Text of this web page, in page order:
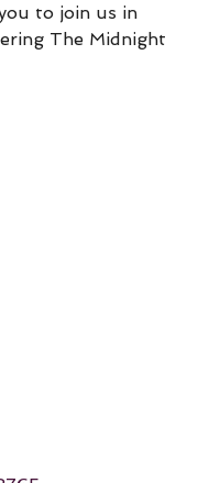
to join us in
The Midnight